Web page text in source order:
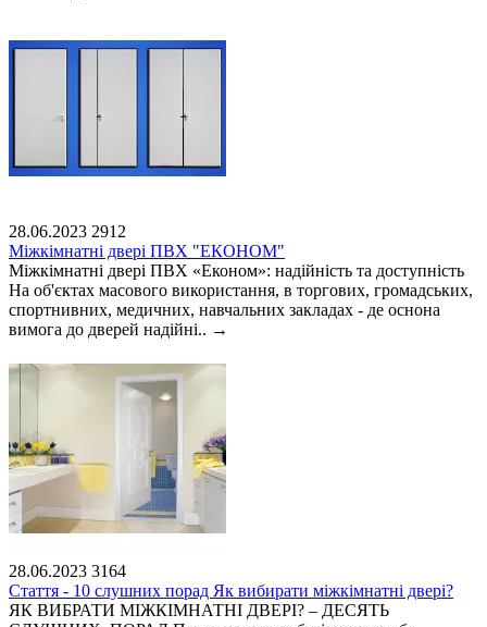
28.06.2023 2912
Міжкімнатні двері ПВХ "ЕКОНОМ"
Міжкімнатні двері ПВХ «Економ»: надійність та доступність
На об'єктах масового використання, в торгових, громадських,
спортнивних, медичних, навчальних закладах - де оснона
вимога до дверей надійні.. →
28.06.2023 3164
Стаття - 10 слушних порад Як вибирати міжкімнатні двері?
ЯК ВИБРАТИ МІЖКІМНАТНІ ДВЕРІ? – ДЕСЯТЬ